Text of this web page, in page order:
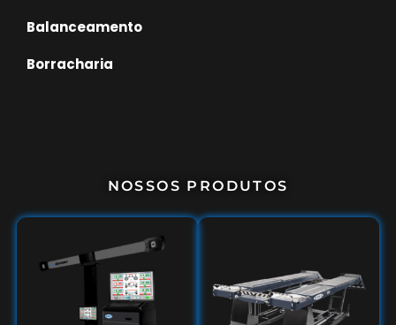
Balanceamento
Borracharia
NOSSOS PRODUTOS